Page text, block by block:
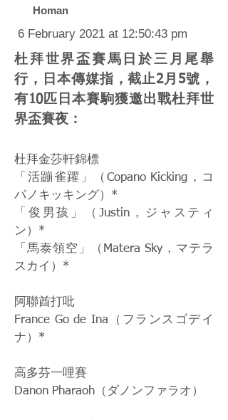
Homan
6 February 2021 at 12:50:43 pm
杜拜世界盃賽馬日於三月尾舉
行，日本傳媒指，截止2月5號，
有10匹日本賽駒獲邀出戰杜拜世
界盃賽夜：
杜拜金莎軒錦標
「活蹦雀躍」（Copano Kicking，コ
パノキッキング）*
「俊男孩」（Justin，ジャスティ
ン）*
「馬泰領空」（Matera Sky，マテラ
スカイ）*
阿聯酋打吡
France Go de Ina（フランスゴデイ
ナ）*
高多芬一哩賽
Danon Pharaoh（ダノンファラオ）